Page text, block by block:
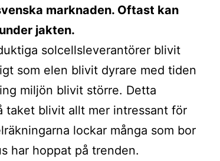
marknaden. Oftast kan
jakten.
solcellsleverantörer blivit
som elen blivit dyrare med tiden
miljön blivit större. Detta
taket blivit allt mer intressant för
lockar många som bor
har hoppat på trenden.